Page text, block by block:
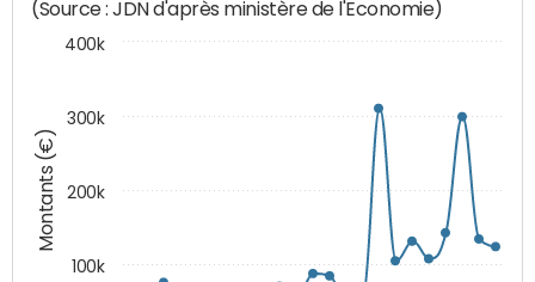
Montants (€)
(Source : JDN d'après ministère de l'Economie)
100k
200k
300k
400k